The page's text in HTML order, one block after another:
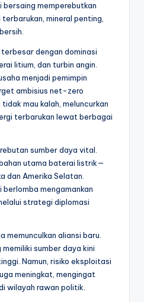
bersaing memperebutkan
mineral penting,
dengan dominasi
litium, dan turbin angin.
menjadi pemimpin
ambisius net-zero
mau kalah, meluncurkan
terbarukan lewat berbagai
sumber daya vital.
utama baterai listrik—
dan Amerika Selatan.
mengamankan
strategi diplomasi
memunculkan aliansi baru.
sumber daya kini
Namun, risiko eksploitasi
meningkat, mengingat
wilayah rawan politik.